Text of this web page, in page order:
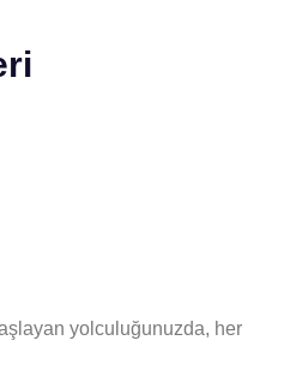
yolculuğunuzda, her